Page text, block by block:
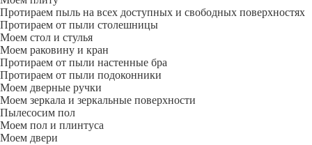
Протираем пыль на всех доступных и свободных поверхностях
Протираем от пыли столешницы
Моем стол и стулья
Моем раковину и кран
Протираем от пыли настенные бра
Протираем от пыли подоконники
Моем дверные ручки
Моем зеркала и зеркальные поверхности
Пылесосим пол
Моем пол и плинтуса
Моем двери